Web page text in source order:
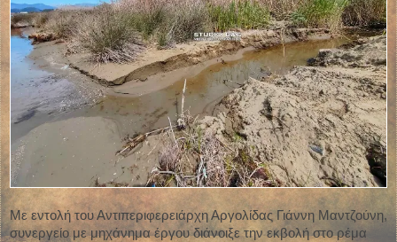
Με εντολή του Αντιπεριφερειάρχη Αργολίδας Γιάννη Μαντζούνη,
συνεργείο με μηχάνημα έργου διάνοιξε την εκβολή στο ρέμα